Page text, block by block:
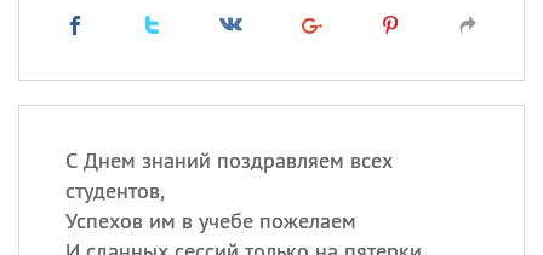
С Днем знаний поздравляем всех
студентов,
Успехов им в учебе пожелаем